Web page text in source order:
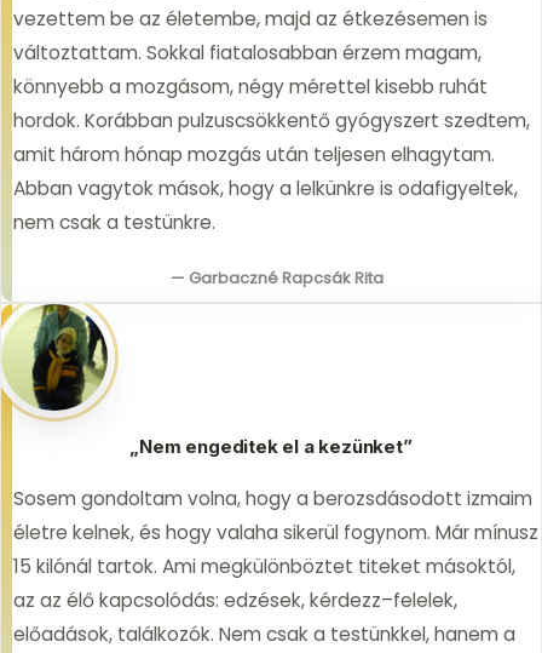
vezettem be az életembe, majd az étkezésemen is
változtattam. Sokkal fiatalosabban érzem magam,
könnyebb a mozgásom, négy mérettel kisebb ruhát
hordok. Korábban pulzuscsökkentő gyógyszert szedtem,
amit három hónap mozgás után teljesen elhagytam.
Abban vagytok mások, hogy a lelkünkre is odafigyeltek,
nem csak a testünkre.
— Garbaczné Rapcsák Rita
„Nem engeditek el a kezünket”
Sosem gondoltam volna, hogy a berozsdásodott izmaim
életre kelnek, és hogy valaha sikerül fogynom. Már mínusz
15 kilónál tartok. Ami megkülönböztet titeket másoktól,
az az élő kapcsolódás: edzések, kérdezz–felelek,
előadások, találkozók. Nem csak a testünkkel, hanem a